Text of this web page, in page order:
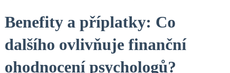
Benefity a příplatky: Co
dalšího ovlivňuje finanční
ohodnocení psychologů?